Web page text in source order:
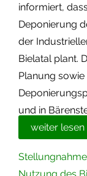
informiert,
Deponierung
der
Bielatal plant.
Planung
und in
weiter lesen